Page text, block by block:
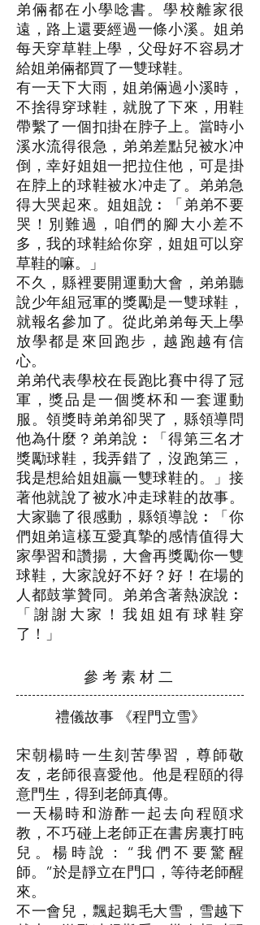
弟倆都在小學唸書。學校離家很
遠，路上還要經過一條小溪。姐弟
每天穿草鞋上學，父母好不容易才
給姐弟倆都買了一雙球鞋。
有一天下大雨，姐弟倆過小溪時，
不捨得穿球鞋，就脫了下來，用鞋
帶繫了一個扣掛在脖子上。當時小
溪水流得很急，弟弟差點兒被水冲
倒，幸好姐姐一把拉住他，可是掛
在脖上的球鞋被水冲走了。弟弟急
得大哭起來。姐姐說︰「弟弟不要
哭！別難過，咱們的腳大小差不
多，我的球鞋給你穿，姐姐可以穿
草鞋的嘛。」
不久，縣裡要開運動大會，弟弟聽
說少年組冠軍的獎勵是一雙球鞋，
就報名參加了。從此弟弟每天上學
放學都是來回跑步，越跑越有信
心。
弟弟代表學校在長跑比賽中得了冠
軍，獎品是一個獎杯和一套運動
服。領獎時弟弟卻哭了，縣領導問
他為什麼？弟弟說︰「得第三名才
獎勵球鞋，我弄錯了，沒跑第三，
我是想給姐姐贏一雙球鞋的。」接
著他就說了被水冲走球鞋的故事。
大家聽了很感動，縣領導說︰「你
們姐弟這樣互愛真摯的感情值得大
家學習和讚揚，大會再獎勵你一雙
球鞋，大家說好不好？好！在場的
人都鼓掌贊同。弟弟含著熱淚說︰
「謝謝大家！我姐姐有球鞋穿
了！」
參 考 素 材 二
禮儀故事 《程門立雪》
宋朝楊時一生刻苦學習，尊師敬
友，老師很喜愛他。他是程頤的得
意門生，得到老師真傳。
一天楊時和游酢一起去向程頤求
教，不巧碰上老師正在書房裏打盹
兒。楊時說：“我們不要驚醒
師。”於是靜立在門口，等待老師醒
來。
不一會兒，飄起鵝毛大雪，雪越下